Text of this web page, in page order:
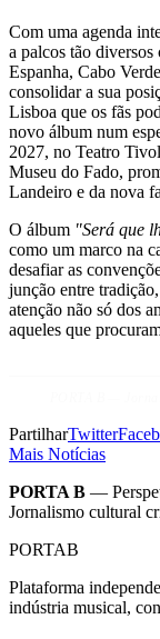
Com uma agenda
a palcos tão
Espanha, Cabo
consolidar a sua
Lisboa que os fãs
novo álbum num
2027, no Teatro
Museu do Fado,
Landeiro e da nova
O álbum "Será que
como um marco na
desafiar as
junção entre
atenção não só dos
aqueles que
PartilharTwitter
Mais Notícias
PORTA B —
Jornalismo cultural
PORTAB
Plataforma
indústria musical,